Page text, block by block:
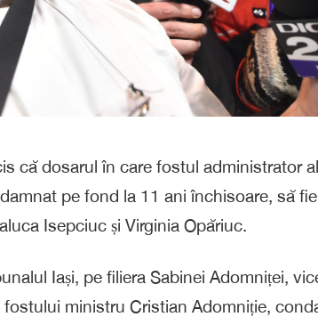
că dosarul în care fostul administrator
pe fond la 11 ani închisoare, să
Isepciuc și Virginia Opăriuc.
Iași, pe filiera Sabinei Adomniței,
fostului ministru Cristian Adomniție,